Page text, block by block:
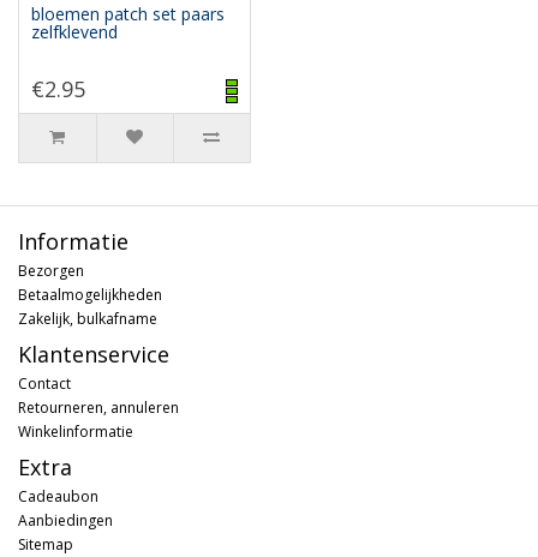
bloemen patch set paars
zelfklevend
€2.95
Informatie
Bezorgen
Betaalmogelijkheden
Zakelijk, bulkafname
Klantenservice
Contact
Retourneren, annuleren
Winkelinformatie
Extra
Cadeaubon
Aanbiedingen
Sitemap